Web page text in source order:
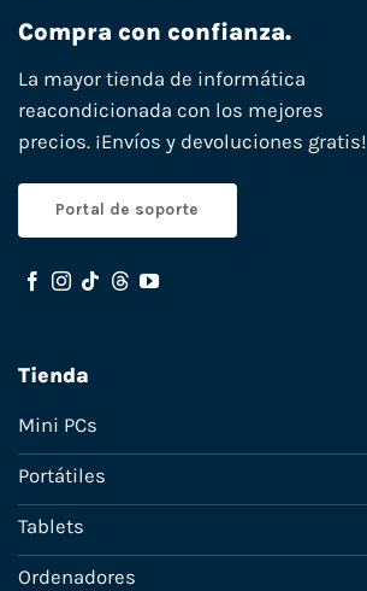
Compra con confianza.
La mayor tienda de informática
reacondicionada con los mejores
precios. ¡Envíos y devoluciones gratis!
Portal de soporte
Tienda
Mini PCs
Portátiles
Tablets
Ordenadores